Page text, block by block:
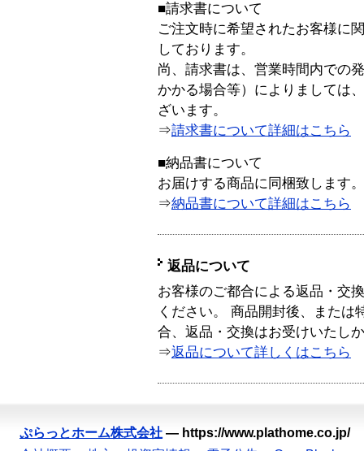
■請求書について
ご注文時に希望されたお客様に
しております。
尚、請求書は、営業時間内での
かかる場合等）によりましては
ざいます。
⇒請求書について詳細はこちら
■納品書について
お届けする商品に同梱致します。
⇒納品書について詳細はこちら
返品について
お客様のご都合による返品・交
ください。 商品開封後、または
合、返品・交換はお受けいたし
⇒返品について詳しくはこちら
ぷらっとホーム株式会社 — https://www.plathome.co.jp/